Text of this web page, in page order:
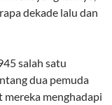
dekade lalu dan
salah satu
dua pemuda
menghadapi